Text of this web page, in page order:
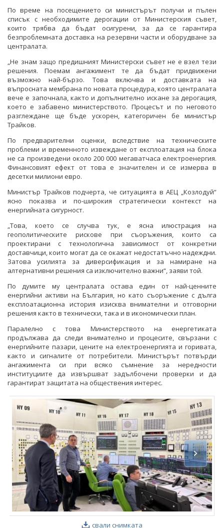
По време на посещението си министърът получи и пълен
списък с необходимите дерогации от Министерския съвет,
които трябва да бъдат осигурени, за да се гарантира
безпроблемната доставка на резервни части и оборудване за
централата.
„Не знам защо предишният Министерски съвет не е взел тези
решения. Поемам ангажимент те да бъдат придвижени
възможно най-бързо. Това включва и доставката на
въпросната мембрана по новата процедура, която централата
вече е започнала, както и допълнително искане за дерогация,
което е забавено министерството. Процесът и по неговото
разглеждане ще бъде ускорен, категоричен бе министър
Трайков.
По предварителни оценки, вследствие на техническите
проблеми и временното извеждане от експлоатация на блока
не са произведени около 200 000 мегаватчаса електроенергия.
Финансовият ефект от това е значителен и се измерва в
десетки милиони евро.
Министър Трайков подчерта, че ситуацията в АЕЦ „Козлодуй“
ясно показва и по-широкия стратегически контекст на
енергийната сигурност.
„Това, което се случва тук, е ясна илюстрация на
геополитическите рискове при съоръжения, които са
проектирани с технологична зависимост от конкретни
доставчици, които могат да се окажат недостатъчно надеждни.
Затова усилията за диверсификация и за намиране на
алтернативни решения са изключително важни“, заяви той.
По думите му централата остава един от най-ценните
енергийни активи на България, но като съоръжение с дълга
експлоатационна история изисква внимателни и отговорни
решения както в технически, така и в икономически план.
Паралелно с това Министерството на енергетиката
продължава да следи внимателно и процесите, свързани с
енергийните пазари, цените на електроенергията и горивата,
както и сигналите от потребители. Министърът потвърди
ангажимента си при всяко съмнение за нередности
институциите да извършват задълбочени проверки и да
гарантират защитата на обществения интерес.
свали снимката